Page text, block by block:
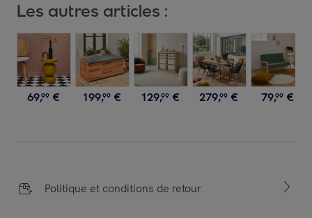
Les autres articles :
69,99 € 199,99 € 129,99 € 279,99 € 79,99 €
Politique et conditions de retour